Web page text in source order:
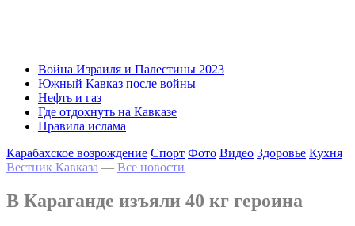
Война Израиля и Палестины 2023
Южный Кавказ после войны
Нефть и газ
Где отдохнуть на Кавказе
Правила ислама
Карабахское возрождение Спорт Фото Видео Здоровье Кухня
Вестник Кавказа — Все новости
В Караганде изъяли 40 кг героина